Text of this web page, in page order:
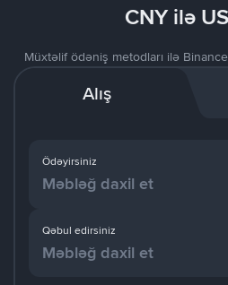
CNY ilə
Müxtəlif ödəniş metodları ilə
Alış
Ödəyirsiniz
Qəbul edirsiniz